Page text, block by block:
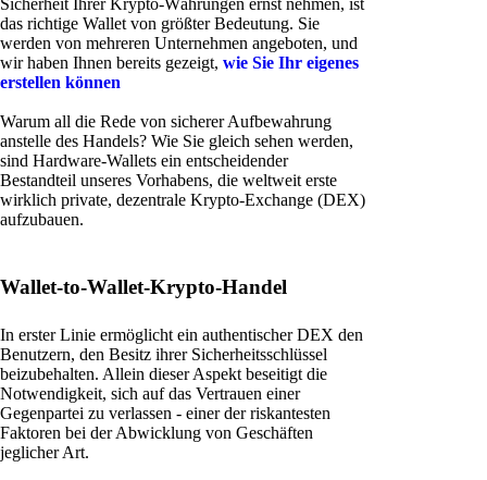
das richtige Wallet von größter Bedeutung. Sie
werden von mehreren Unternehmen angeboten, und
wir haben Ihnen bereits gezeigt, wie Sie Ihr eigenes
erstellen können
Warum all die Rede von sicherer Aufbewahrung
anstelle des Handels? Wie Sie gleich sehen werden,
sind Hardware-Wallets ein entscheidender
Bestandteil unseres Vorhabens, die weltweit erste
wirklich private, dezentrale Krypto-Exchange (DEX)
aufzubauen.
Wallet-to-Wallet-Krypto-Handel
In erster Linie ermöglicht ein authentischer DEX den
Benutzern, den Besitz ihrer Sicherheitsschlüssel
beizubehalten. Allein dieser Aspekt beseitigt die
Notwendigkeit, sich auf das Vertrauen einer
Gegenpartei zu verlassen - einer der riskantesten
Faktoren bei der Abwicklung von Geschäften
jeglicher Art.